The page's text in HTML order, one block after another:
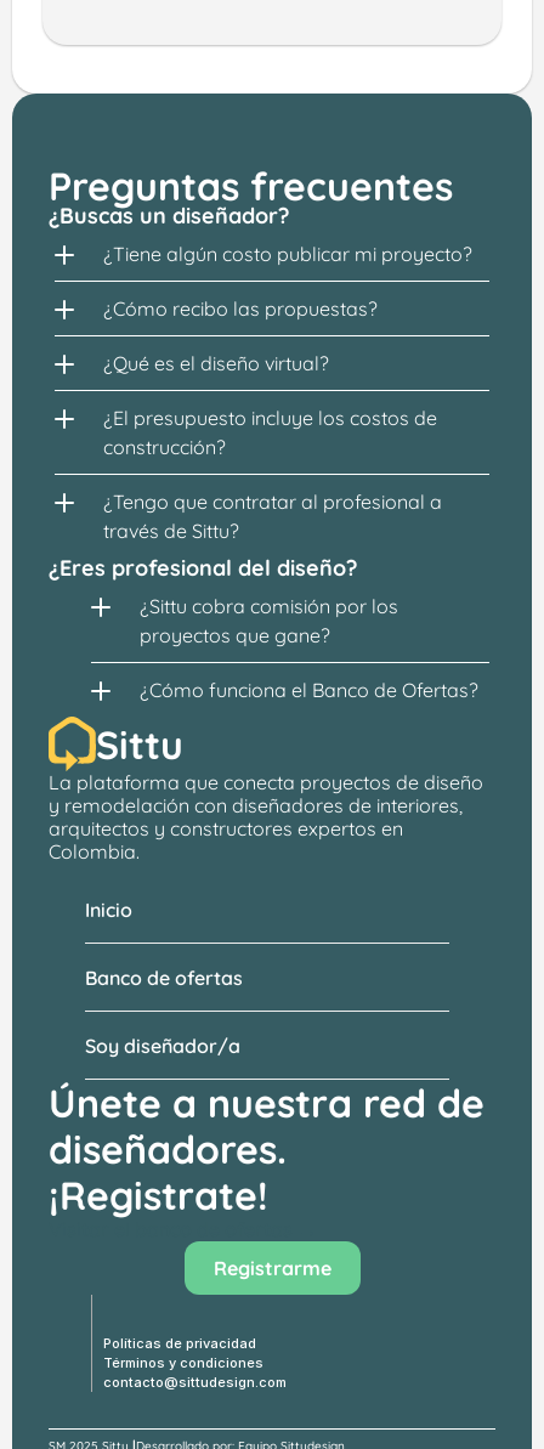
Preguntas frecuentes
¿Buscas un diseñador?
¿Tiene algún costo publicar mi proyecto?
¿Cómo recibo las propuestas?
¿Qué es el diseño virtual?
¿El presupuesto incluye los costos de
construcción?
¿Tengo que contratar al profesional a
través de Sittu?
¿Eres profesional del diseño?
¿Sittu cobra comisión por los
proyectos que gane?
¿Cómo funciona el Banco de Ofertas?
Sittu
La plataforma que conecta proyectos de diseño
y remodelación con diseñadores de interiores,
arquitectos y constructores expertos en
Colombia.
Banco de ofertas
Soy diseñador/a
Inicio
Únete a nuestra red de
diseñadores.
¡Registrate!
Registrarme
Políticas de privacidad
Términos y condiciones
contacto@sittudesign.com